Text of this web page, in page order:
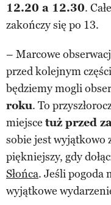
12.20 a 12.30.
zakończy się po 13.
– Marcowe
przed kolejnym
będziemy mogli
roku. To
miejsce tuż przed
sobie jest wyjątkowo
piękniejszy, gdy
Słońca. Jeśli pogoda
wyjątkowe